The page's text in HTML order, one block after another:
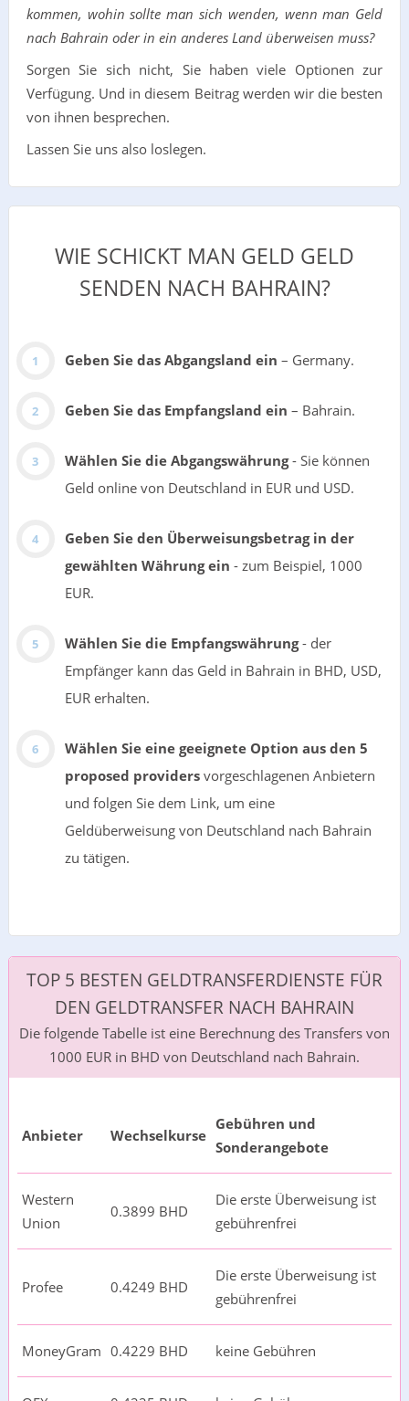
kommen, wohin sollte man sich wenden, wenn man Geld
nach Bahrain oder in ein anderes Land überweisen muss?
Sorgen Sie sich nicht, Sie haben viele Optionen zur
Verfügung. Und in diesem Beitrag werden wir die besten
von ihnen besprechen.
Lassen Sie uns also loslegen.
WIE SCHICKT MAN GELD GELD
SENDEN NACH BAHRAIN?
Geben Sie das Abgangsland ein – Germany.
Geben Sie das Empfangsland ein – Bahrain.
Wählen Sie die Abgangswährung- Sie können
Geld online von Deutschland in EUR und USD.
Geben Sie den Überweisungsbetrag in der
gewählten Währung ein - zum Beispiel, 1000
EUR.
Wählen Sie die Empfangswährung- der
Empfänger kann das Geld in Bahrain in BHD, USD,
EUR erhalten.
Wählen Sie eine geeignete Option aus den 5
proposed providersvorgeschlagenen Anbietern
und folgen Sie dem Link, um eine
Geldüberweisung von Deutschland nach Bahrain
zu tätigen.
TOP 5 BESTEN GELDTRANSFERDIENSTE FÜR
DEN GELDTRANSFER NACH BAHRAIN
Die folgende Tabelle ist eine Berechnung des Transfers von
1000 EUR in BHD von Deutschland nach Bahrain.
Anbieter Wechselkurse
Gebühren und
Sonderangebote
Western
Union
0.3899 BHD
Die erste Überweisung ist
gebührenfrei
Profee 0.4249 BHD
Die erste Überweisung ist
gebührenfrei
MoneyGram 0.4229 BHD keine Gebühren